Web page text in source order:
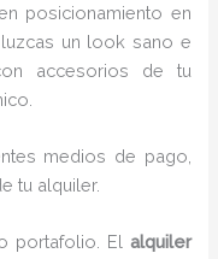
posicionamiento en
un look sano e
accesorios de tu
medios de pago,
tu alquiler.
portafolio. El alquiler